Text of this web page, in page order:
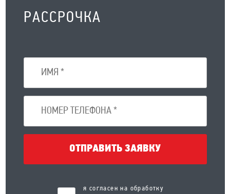
РАССРОЧКА
ОТПРАВИТЬ ЗАЯВКУ
я согласен на обработку